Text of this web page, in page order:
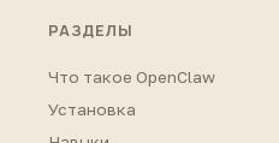
РАЗДЕЛЫ
Что такое OpenClaw
Установка